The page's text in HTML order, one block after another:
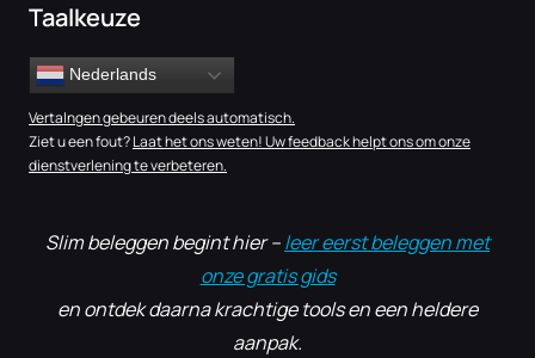
Taalkeuze
Nederlands
Vertalngen gebeuren deels automatisch.
Ziet u een fout?Laat het ons weten! Uw feedback helpt ons om onze
dienstverlening te verbeteren.
Slim beleggen begint hier –leer eerst beleggen met
onze gratis gids
en ontdek daarna krachtige tools en een heldere
aanpak.